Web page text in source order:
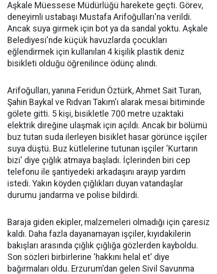
Aşkale Müessese Müdürlüğü harekete geçti. Görev,
deneyimli ustabaşı Mustafa Arifoğulları'na verildi.
Ancak suya girmek için bot ya da sandal yoktu. Aşkale
Belediyesi'nde küçük havuzlarda çocukları
eğlendirmek için kullanılan 4 kişilik plastik deniz
bisikleti olduğu öğrenilince ödünç alındı.
Arifoğulları, yanına Feridun Öztürk, Ahmet Sait Turan,
Şahin Baykal ve Rıdvan Takım'ı alarak mesai bitiminde
gölete gitti. 5 kişi, bisikletle 700 metre uzaktaki
elektrik direğine ulaşmak için açıldı. Ancak bir bölümü
buz tutan suda ilerleyen bisiklet hasar görünce işçiler
suya düştü. Buz kütlelerine tutunan işçiler 'Kurtarın
bizi' diye çığlık atmaya başladı. İçlerinden biri cep
telefonu ile şantiyedeki arkadaşını arayıp yardım
istedi. Yakın köyden çığlıkları duyan vatandaşlar
durumu jandarma ve polise bildirdi.
Baraja giden ekipler, malzemeleri olmadığı için çaresiz
kaldı. Daha fazla dayanamayan işçiler, kıyıdakilerin
bakışları arasında çığlık çığlığa gözlerden kayboldu.
Son sözleri birbirlerine 'hakkını helal et' diye
bağırmaları oldu. Erzurum'dan gelen Sivil Savunma